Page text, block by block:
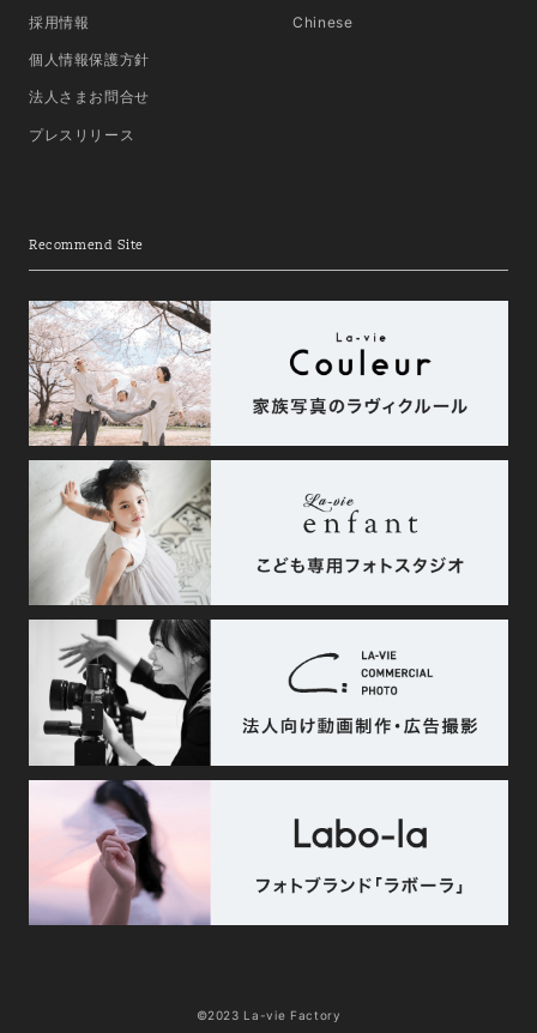
採用情報
個人情報保護方針
法人さまお問合せ
プレスリリース
Chinese
Recommend Site
©2023 La-vie Factory